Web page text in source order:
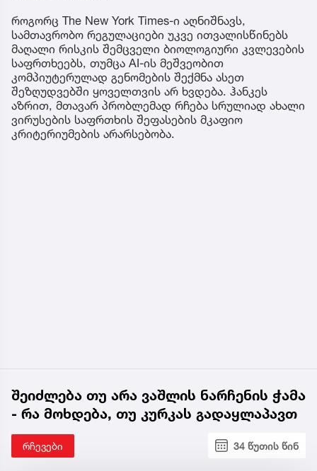
როგორც The New York Times-ი აღნიშნავს,
სამთავრობო რეგულაციები უკვე ითვალისწინებს
მაღალი რისკის შემცველი ბიოლოგიური კვლევების
საფრთხეებს, თუმცა AI-ის მეშვეობით
კომპიუტერულად გენომების შექმნა ასეთ
შეზღუდვებში ყოველთვის არ ხვდება. ჰანკეს
აზრით, მთავარ პრობლემად რჩება სრულიად ახალი
ვირუსების საფრთხის შეფასების მკაფიო
კრიტერიუმების არარსებობა.
შეიძლება თუ არა ვაშლის ნარჩენის ჭამა
- რა მოხდება, თუ კურკას გადაყლაპავთ
რჩევები 34 წუთის წინ